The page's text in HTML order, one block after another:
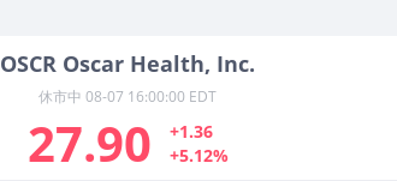
OSCR Oscar Health, Inc.
休市中 08-07 16:00:00 EDT
27.90
+1.36
+5.12%